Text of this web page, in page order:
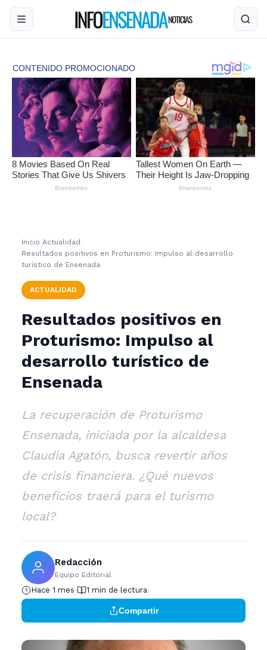
Inicio ›Actualidad ›
Resultados positivos en Proturismo: Impulso al desarrollo
turístico de Ensenada
ACTUALIDAD
Resultados positivos en
Proturismo: Impulso al
desarrollo turístico de
Ensenada
La recuperación de Proturismo
Ensenada, iniciada por la alcaldesa
Claudia Agatón, busca revertir años
de crisis financiera. ¿Qué nuevos
beneficios traerá para el turismo
local?
Redacción
Equipo Editorial
Hace 1 mes 1 min de lectura
Compartir